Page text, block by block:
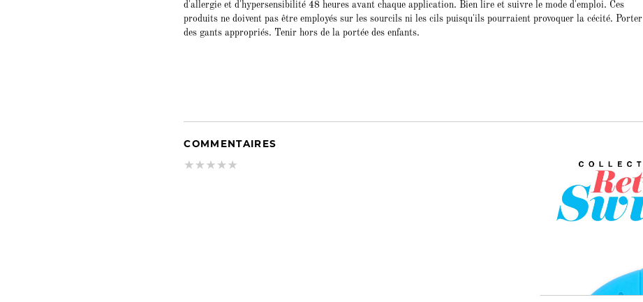
d'allergie et d'hypersensibilité 48 heures avant chaque application. Bien lire et suivre le mode d'emploi. Ces
produits ne doivent pas être employés sur les sourcils ni les cils puisqu'ils pourraient provoquer la cécité. Porter
des gants appropriés. Tenir hors de la portée des enfants.
COMMENTAIRES